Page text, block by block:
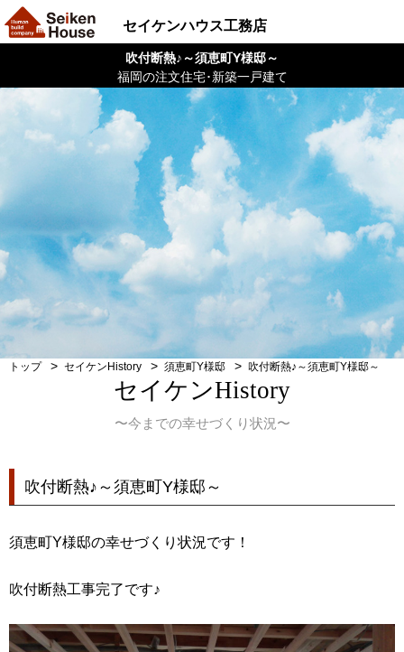
吹付断熱♪～須恵町Y様邸～
福岡の注文住宅･新築一戸建て
セイケンハウス工務店
トップ セイケンHistory 須恵町Y様邸 吹付断熱♪～須恵町Y様邸～
セイケンHistory
〜今までの幸せづくり状況〜
吹付断熱♪～須恵町Y様邸～
須恵町Y様邸の幸せづくり状況です！
吹付断熱工事完了です♪